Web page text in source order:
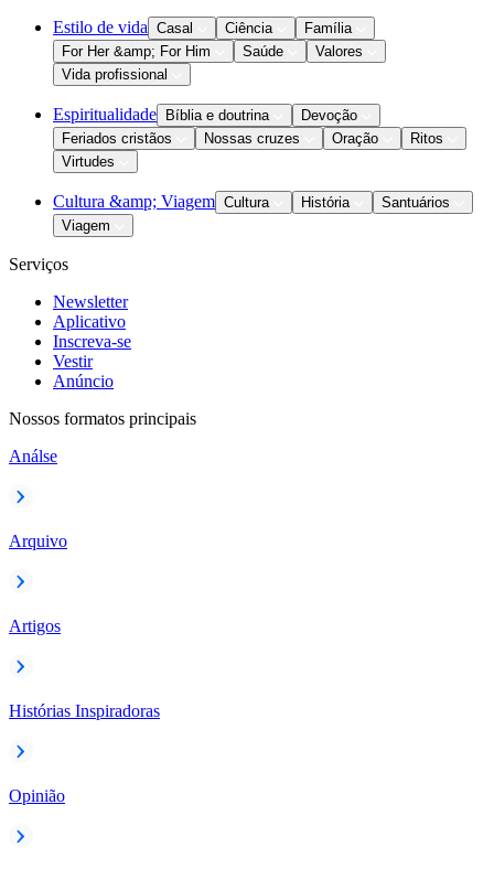
Estilo de vida Casal Ciência
Família
For Her &amp; For Him
Saúde
Valores
Vida profissional
Espiritualidade Bíblia e doutrina
Devoção
Feriados cristãos
Nossas cruzes Oração
Ritos
Virtudes
Cultura &amp; Viagem Cultura História
Santuários
Viagem
Serviços
Newsletter
Aplicativo
Inscreva-se
Vestir
Anúncio
Nossos formatos principais
Análse
Arquivo
Artigos
Histórias Inspiradoras
Opinião